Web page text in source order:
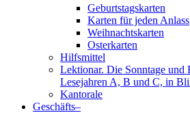
Geburtstagskarten
Karten für jeden Anlass
Weihnachtskarten
Osterkarten
Hilfsmittel
Lektionar. Die Sonntage und
Lesejahren A, B und C, in
Kantorale
Geschäfts­–